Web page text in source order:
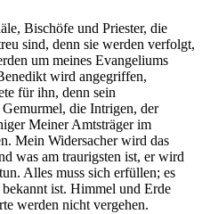
Bischöfe und Priester, die
sind, denn sie werden verfolgt,
um meines Evangeliums
wird angegriffen,
für ihn, denn sein
die Intrigen, der
Meiner Amtsträger im
Mein Widersacher wird das
was am traurigsten ist, er wird
Alles muss sich erfüllen; es
ist. Himmel und Erde
werden nicht vergehen.